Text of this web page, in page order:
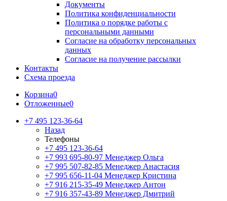
Документы
Политика конфиденциальности
Политика о порядке работы с
персональными данными
Согласие на обработку персональных
данных
Согласие на получение рассылки
Контакты
Схема проезда
Корзина0
Отложенные0
+7 495 123-36-64
Назад
Телефоны
+7 495 123-36-64
+7 993 695-80-97 Менеджер Ольга
+7 995 507-82-85 Менеджер Анастасия
+7 995 656-11-04 Менеджер Кристина
+7 916 215-35-49 Менеджер Антон
+7 916 357-43-89 Менеджер Дмитрий